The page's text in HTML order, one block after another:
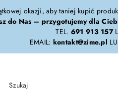
okazji, aby taniej kupić
do Nas – przygotujemy dla
TEL. 691 913 157
EMAIL: kontakt@zime.pl